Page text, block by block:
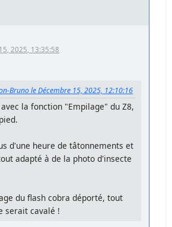
2025, 13:35:58
Bruno le Décembre 15, 2025, 12:10:16
la fonction "Empilage" du Z8,
d'une heure de tâtonnements et
adapté à de la photo d'insecte
du flash cobra déporté, tout
serait cavalé !